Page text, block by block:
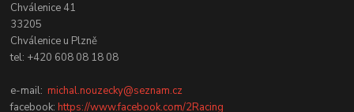
Chválenice 41
33205
Chválenice u Plzně
tel: +420 608 08 18 08
e-mail:michal.nouzecky@seznam.cz
facebook:https://www.facebook.com/2Racing